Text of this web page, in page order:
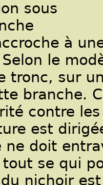
à
le
tronc, sur
branche.
contre
est
ne doit
se qui
nichoir